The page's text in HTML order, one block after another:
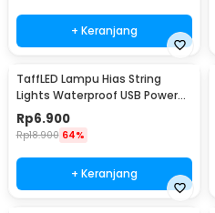
+ Keranjang
TaffLED Lampu Hias String
Lights Waterproof USB Power
50 LED 5M - SZ
Rp6.900
Rp18.900 64%
+ Keranjang